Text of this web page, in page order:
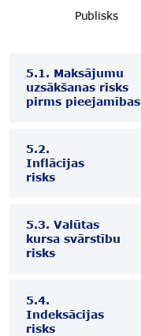
Publisks
5.1. Maksājumu
uzsākšanas risks
pirms pieejamības
5.2.
Inflācijas
risks
5.3. Valūtas
kursa svārstību
risks
5.4.
Indeksācijas
risks